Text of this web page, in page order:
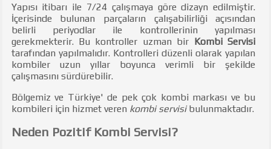
Yapısı itibarı ile 7/24 çalışmaya göre dizayn edilmiştir.
İçerisinde bulunan parçaların çalışabilirliği açısından
belirli periyodlar ile kontrollerinin yapılması
gerekmekterir. Bu kontroller uzman bir Kombi Servisi
tarafından yapılmalıdır. Kontrolleri düzenli olarak yapılan
kombiler uzun yıllar boyunca verimli bir şekilde
çalışmasını sürdürebilir.
Bölgemiz ve Türkiye' de pek çok kombi markası ve bu
kombileri için hizmet veren kombi servisibulunmaktadır.
Neden Pozitif Kombi Servisi?